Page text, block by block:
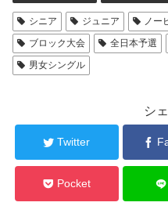
シニア ジュニア ノー
ブロック大会
全日本予選
男女シングル
シ
Twitter
Pocket